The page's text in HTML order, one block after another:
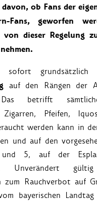
ob Fans der
Fans, geworfen
von dieser Regelung
grundsätzlich
auf den Rängen der
betrifft sämtliche
Zigarren, Pfeifen,
werden kann in
und auf den
5, auf der
Unverändert
zum Rauchverbot auf
bayerischen Landtag